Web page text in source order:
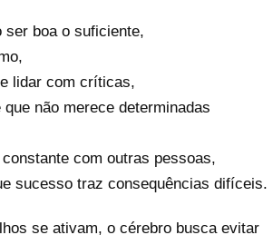
ser boa o suficiente,
lidar com críticas,
não merece determinadas
com outras pessoas,
sucesso traz consequências difíceis.
se ativam, o cérebro busca evitar